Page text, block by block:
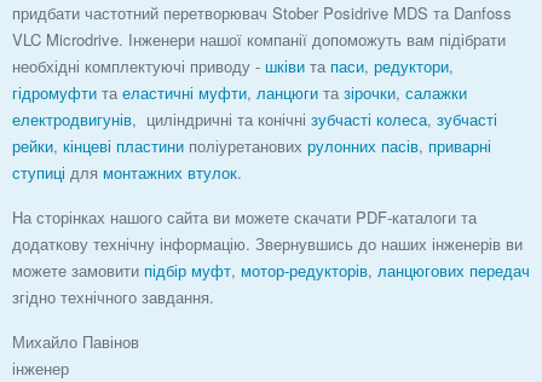
придбати частотний перетворювач Stober Posidrive MDS та Danfoss
VLC Microdrive. Інженери нашої компанії допоможуть вам підібрати
необхідні комплектуючі приводу - шківи та паси, редуктори,
гідромуфти та еластичні муфти, ланцюги та зірочки, салажки
електродвигунів, циліндричні та конічні зубчасті колеса, зубчасті
рейки, кінцеві пластини поліуретанових рулонних пасів, приварні
ступиці для монтажних втулок.
На сторінках нашого сайта ви можете скачати PDF-каталоги та
додаткову технічну інформацію. Звернувшись до наших інженерів ви
можете замовити підбір муфт, мотор-редукторів, ланцюгових передач
згідно технічного завдання.
Михайло Павінов
інженер